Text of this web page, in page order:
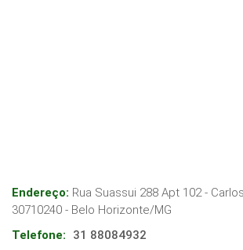
Endereço: Rua Suassui 288 Apt 102 -
30710240 - Belo Horizonte/MG
Telefone:
31 88084932